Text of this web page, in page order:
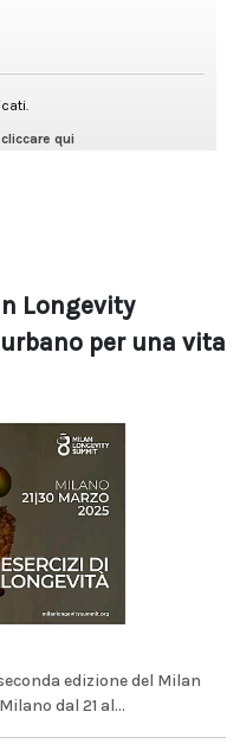
Longevity
per una vita
edizione del Milan
dal 21 al...